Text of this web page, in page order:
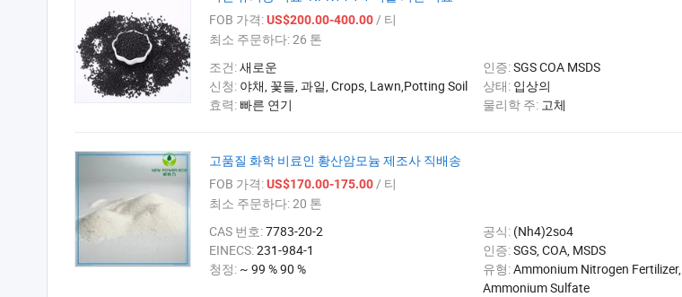
FOB 가격:US$200.00-400.00/ 티
최소 주문하다:26 톤
조건:새로운 인증:SGS COA MSDS
신청: 야채, 꽃들, 과일, Crops, Lawn,Potting Soil 상태: 입상의
효력: 빠른 연기 물리학 주: 고체
고품질 화학 비료인 황산암모늄 제조사 직배송
FOB 가격:US$170.00-175.00/ 티
최소 주문하다:20 톤
CAS 번호:7783-20-2 공식: (Nh4)2so4
EINECS:231-984-1 인증:SGS, COA, MSDS
청정: ~ 99 % 90 % 유형:Ammonium Nitrogen Fertilizer,
Ammonium Sulfate